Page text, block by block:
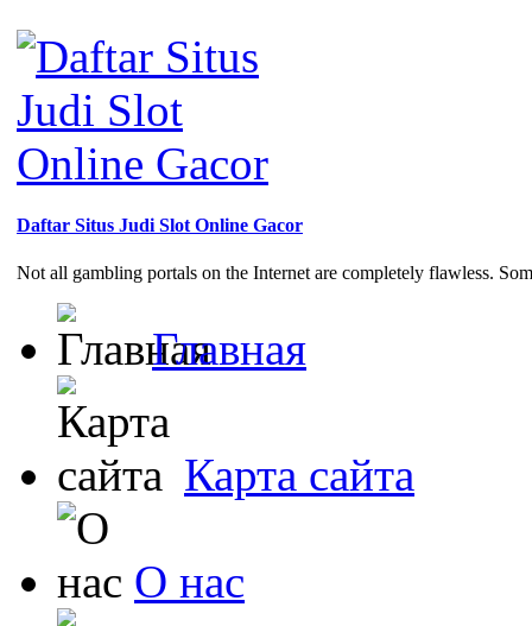
Daftar Situs Judi Slot Online Gacor
Not all gambling portals on the Internet are completely flawless.
Главная
Карта сайта
О нас